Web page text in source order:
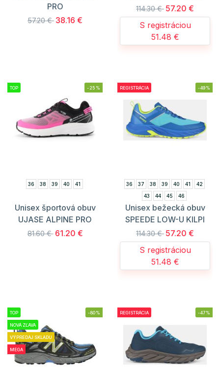
PRO
57.20 € 38.16 €
114.30 € 57.20 €
S registráciou
51.48 €
TOP -25%
36 38 39 40 41
Unisex športová obuv
UJASE ALPINE PRO
81.60 € 61.20 €
REGISTRÁCIA -49%
36 37 38 39 40 41
42
43
44 45 46
Unisex bežecká obuv
SPEEDE LOW-U KILPI
114.30 € 57.20 €
S registráciou
51.48 €
TOP
NOVÁ ZĽAVA
VÝPREDAJ SKLADU
MEGA
-80% REGISTRÁCIA -47%